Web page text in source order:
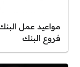
فروع البنك